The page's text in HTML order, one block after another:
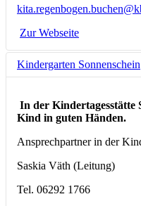
Zur Webseite
Kindergarten Sonnenschein
In der Kindertagesstätte
Kind in guten Händen.
Ansprechpartner in der
Saskia Väth (Leitung)
Tel. 06292 1766